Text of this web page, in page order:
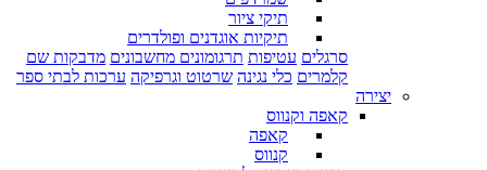
תיקי ציור
תיקיות אוגדנים ופולדרים
סרגלים עטיפות תרגומונים מחשבונים מדבקות שם
קלמרים כלי נגינה שרטוט וגרפיקה ערכות לבתי ספר
יצירה
קאפה וקנווס
קאפה
קנווס